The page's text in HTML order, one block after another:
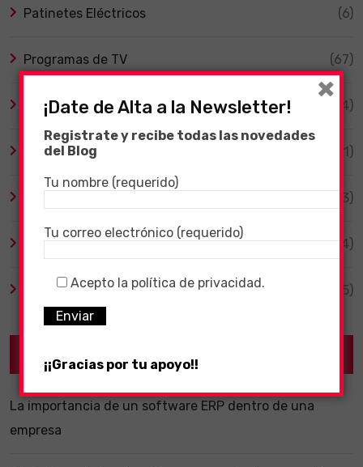
Patinetes Eléctricos (6)
Programas de TV (67)
Smart TV (4)
Tecnología (1)
(3)
Videojuegos (204)
Virales (55)
La importancia de un software ERP dentro de una
empresa
¡Date de Alta a la Newsletter!
Registrate y recibe todas las novedades
del Blog
Tu nombre (requerido)
Tu correo electrónico (requerido)
Acepto la política de privacidad.
¡¡Gracias por tu apoyo!!
×